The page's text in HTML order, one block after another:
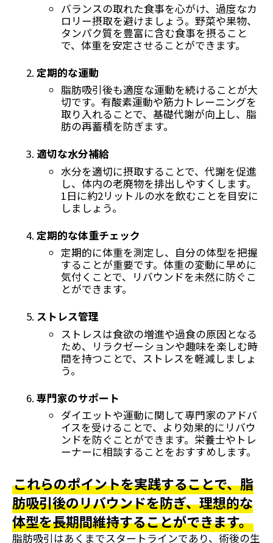
バランスの取れた食事を心がけ、過度なカ
ロリー摂取を避けましょう。野菜や果物、
タンパク質を豊富に含む食事を摂ること
で、体重を安定させることができます。
定期的な運動
脂肪吸引後も適度な運動を続けることが大
切です。有酸素運動や筋力トレーニングを
取り入れることで、基礎代謝が向上し、脂
肪の再蓄積を防ぎます。
適切な水分補給
水分を適切に摂取することで、代謝を促進
し、体内の老廃物を排出しやすくします。
1日に約2リットルの水を飲むことを目安に
しましょう。
定期的な体重チェック
定期的に体重を測定し、自分の体型を把握
することが重要です。体重の変動に早めに
気付くことで、リバウンドを未然に防ぐこ
とができます。
ストレス管理
ストレスは食欲の増進や過食の原因となる
ため、リラクゼーションや趣味を楽しむ時
間を持つことで、ストレスを軽減しましょ
う。
専門家のサポート
ダイエットや運動に関して専門家のアドバ
イスを受けることで、より効果的にリバウ
ンドを防ぐことができます。栄養士やトレ
ーナーに相談することをおすすめします。
これらのポイントを実践することで、脂
肪吸引後のリバウンドを防ぎ、理想的な
体型を長期間維持することができます。
脂肪吸引はあくまでスタートラインであり、術後の生